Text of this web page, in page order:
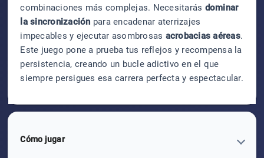
combinaciones más complejas. Necesitarás dominar
la sincronización para encadenar aterrizajes
impecables y ejecutar asombrosas acrobacias aéreas.
Este juego pone a prueba tus reflejos y recompensa la
persistencia, creando un bucle adictivo en el que
siempre persigues esa carrera perfecta y espectacular.
Cómo jugar